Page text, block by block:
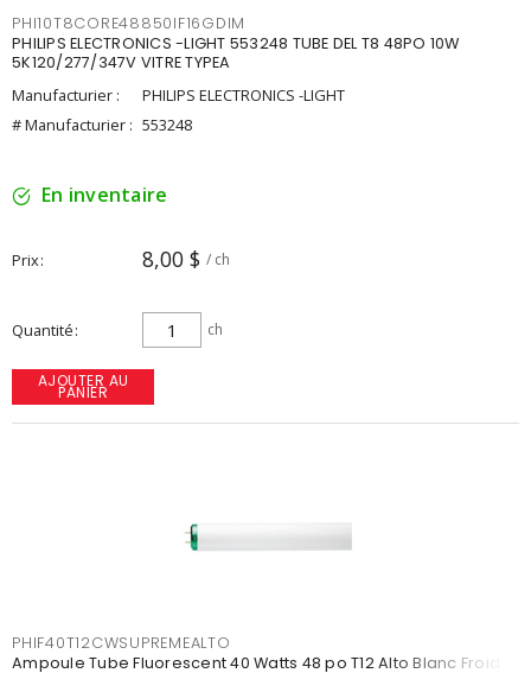
PHI10T8CORE48850IF16GDIM
PHILIPS ELECTRONICS -LIGHT 553248 TUBE DEL T8 48PO 10W
5K120/277/347V VITRE TYPEA
Manufacturier :
PHILIPS ELECTRONICS -LIGHT
# Manufacturier : 553248
En inventaire
Prix 8,00 $ / ch
Quantité ch
AJOUTER AU
PANIER
PHIF40T12CWSUPREMEALTO
Ampoule Tube Fluorescent 40 Watts 48 po T12 Alto Blanc Froid